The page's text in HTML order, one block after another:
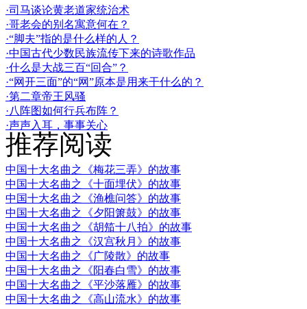
·司马谈论黄老道家统治术
·哥老会的别名寓意何在？
·“脚夫”指的是什么样的人？
·中国古代少数民族流传下来的诗歌作品
·什么是大战三百“回合”？
·“网开三面”的“网”原本是用来干什么的？
·第二章帝王风骚
·八阵图如何行兵布阵？
·声声入耳，事事关心
推荐阅读
中国十大名曲之《梅花三弄》的故事
中国十大名曲之《十面埋伏》的故事
中国十大名曲之《渔樵问答》的故事
中国十大名曲之《夕阳箫鼓》的故事
中国十大名曲之《胡笳十八拍》的故事
中国十大名曲之《汉宫秋月》的故事
中国十大名曲之《广陵散》的故事
中国十大名曲之《阳春白雪》的故事
中国十大名曲之《平沙落雁》的故事
中国十大名曲之《高山流水》的故事